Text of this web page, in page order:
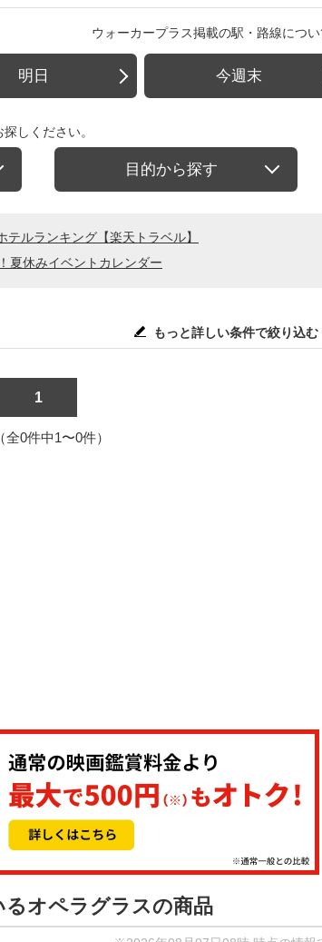
ウォーカープラス掲載の駅・路線につい
明日 今週末
しください。
目的から探す
ルランキング【楽天トラベル】
夏休みイベントカレンダー
もっと詳しい条件で絞り込む
1
全0件中1〜0件）
オペラグラスの商品